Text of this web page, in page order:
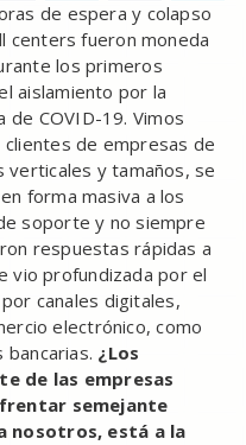
de espera y colapso
centers fueron moneda
los primeros
aislamiento por la
de COVID-19. Vimos
clientes de empresas de
verticales y tamaños, se
forma masiva a los
soporte y no siempre
respuestas rápidas a
vio profundizada por el
canales digitales,
electrónico, como
¿Los
de las empresas
semejante
nosotros, está a la